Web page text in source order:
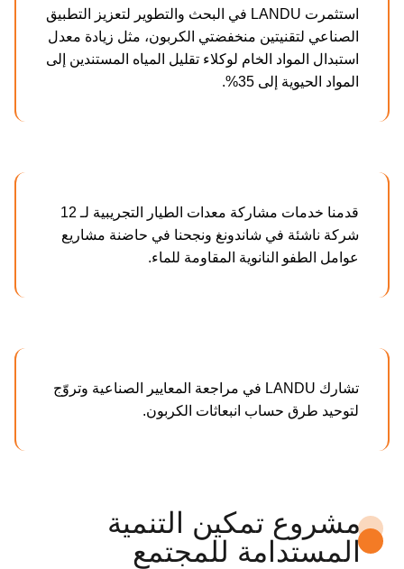
استثمرت LANDU في البحث والتطوير لتعزيز التطبيق
الصناعي لتقنيتين منخفضتي الكربون، مثل زيادة معدل
استبدال المواد الخام لوكلاء تقليل المياه المستندين إلى
المواد الحيوية إلى 35%.
قدمنا خدمات مشاركة معدات الطيار التجريبية لـ 12
شركة ناشئة في شاندونغ ونجحنا في حاضنة مشاريع
عوامل الطفو النانوية المقاومة للماء.
تشارك LANDU في مراجعة المعايير الصناعية وتروّج
لتوحيد طرق حساب انبعاثات الكربون.
مشروع تمكين التنمية
المستدامة للمجتمع